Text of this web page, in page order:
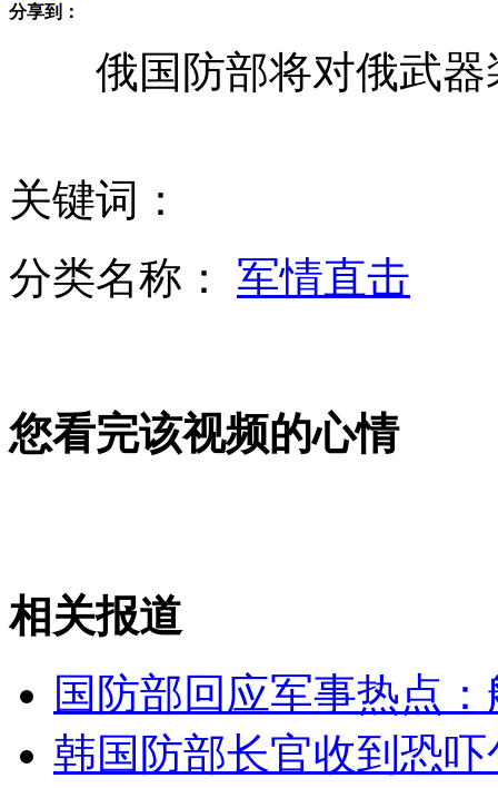
志愿者救灾要热忱更要理性
中国最大动漫节因雅安地震取消晚会
我国首部<旅游法>表决通过 严控景区门票涨价
山西运城恶犬咬伤多人 警民合力深夜将其击毙
分享到：
俄国防部将对俄武器
关键词：
分类名称： 军情直击
您看完该视频的心情
相关报道
国防部回应军事热点
韩国防部长官收到恐